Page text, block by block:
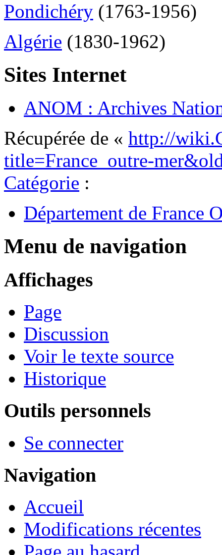
Pondichéry (1763-1956)
Algérie (1830-1962)
Sites Internet
ANOM : Archives
Récupérée de « http://
title=France_outre-
Catégorie :
Département de France
Menu de navigation
Affichages
Page
Discussion
Voir le texte source
Historique
Outils personnels
Se connecter
Navigation
Accueil
Modifications récentes